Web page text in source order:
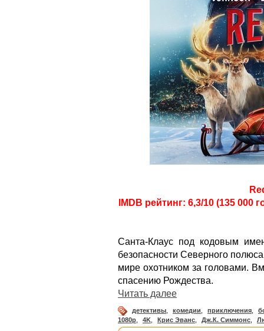
IMDB рейтинг: 6,3/10 (135 000
Санта-Клаус под кодовым
безопасности Северного
мире охотником за головами.
спасению Рождества.
Читать далее
детективы комедии приключения
1080p
4K Крис Эванс Дж.К. Симмонс